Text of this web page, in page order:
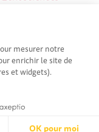
mesurer notre
enrichir le site de
et widgets).
OK pour moi
de la région.
|CGU